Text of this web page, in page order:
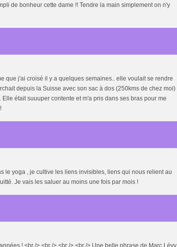
de bonheur cette dame !! Tendre la main simplement on n'y
que j'ai croisé il y a quelques semaines.. elle voulait se rendre
depuis la Suisse avec son sac à dos (250kms de chez moi)
était suuuper contente et m'a pris dans ses bras pour me
le yoga , je cultive les liens invisibles, liens qui nous relient au
Je vais les saluer au moins une fois par mois !
! <br /> <br /> <br /> <br /> Une belle phrase de Marc Lévy